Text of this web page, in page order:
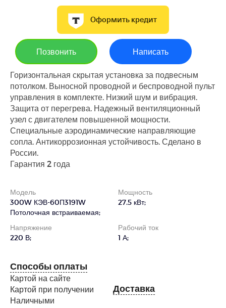
Оформить кредит
Позвонить Написать
Горизонтальная скрытая установка за подвесным
потолком. Выносной проводной и беспроводной пульт
управления в комплекте. Низкий шум и вибрация.
Защита от перегрева. Надежный вентиляционный
узел с двигателем повышенной мощности.
Специальные аэродинамические направляющие
сопла. Антикоррозионная устойчивость. Сделано в
России.
Гарантия 2 года
Модель
300W КЭВ-60П3191W
Потолочная встраиваемая;
Мощность
27.5 кВт;
Напряжение
220 В;
Рабочий ток
1 А;
Способы оплаты
Картой на сайте
Картой при получении
Наличными
Доставка